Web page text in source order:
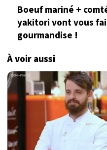
Boeuf mariné +
yakitori vont vous
gourmandise !
À voir aussi